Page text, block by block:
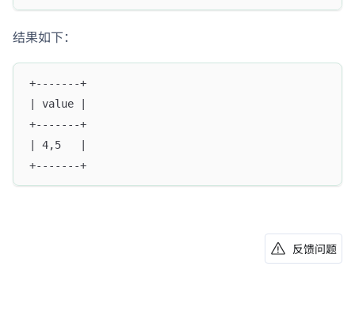
结果如下：
+-------+
| value |
+-------+
| 4,5   |
+-------+
反馈问题